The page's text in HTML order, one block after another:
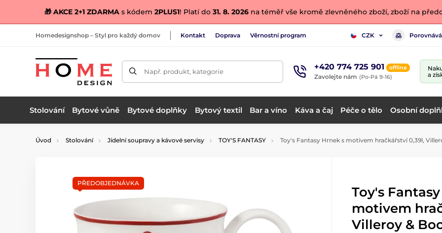
🎁 AKCE 2+1 ZDARMAs kódem 2PLUS1! Platí do31. 8. 2026na téměř vše kromě zlevněného zboží, zboží na
Homedesignshop – Styl pro každý domov Kontakt Doprava Věrnostní program CZK
Např. produkt, kategorie +420 774 725 901 offline
Zavolejte nám (Po-Pá 9-16)
a
Stolování Bytové vůně Bytové doplňky Bytový textil Bar a víno Káva a čaj Péče o tělo Osobní
Úvod Stolování Jídelní soupravy a kávové servisy TOY'S FANTASY Toy's Fantasy Hrnek s motivem hračkářství 0,39l,
PŘEDOBJEDNÁVKA
Toy's
motivem
Villeroy &